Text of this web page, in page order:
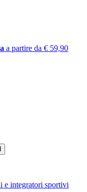
a partire da € 59,90
e integratori sportivi